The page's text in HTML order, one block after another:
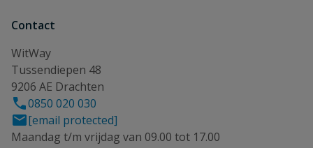
Contact
WitWay
Tussendiepen 48
9206 AE Drachten
0850 020 030
[email protected]
Maandag t/m vrijdag van 09.00 tot 17.00